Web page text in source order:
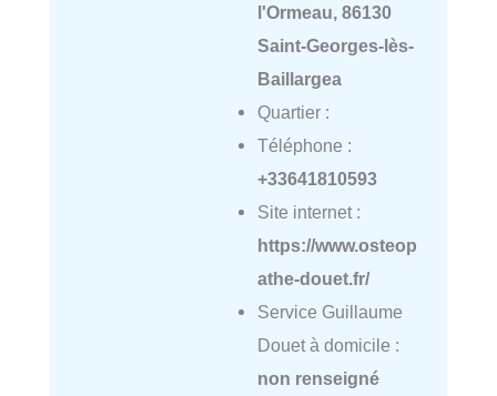
l'Ormeau, 86130
Saint-Georges-lès-
Baillargea
Quartier :
Téléphone :
+33641810593
Site internet :
https://www.osteop
athe-douet.fr/
Service Guillaume
Douet à domicile :
non renseigné